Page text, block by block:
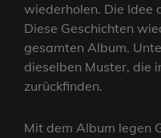
wiederholen. Die Idee
Diese Geschichten
gesamten Album.
dieselben Muster, die
zurückfinden.
Mit dem Album legen